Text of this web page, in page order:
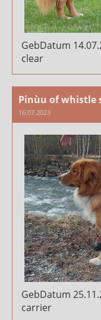
GebDatum
clear
Pinùu of whistle
16.07.2023
GebDatum
carrier